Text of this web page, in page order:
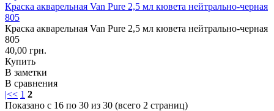
Краска акварельная Van Pure 2,5 мл кювета нейтрально-черная
805
Краска акварельная Van Pure 2,5 мл кювета нейтрально-черная
805
40,00 грн.
Купить
В заметки
В сравнения
|<< 1 2
Показано с 16 по 30 из 30 (всего 2 страниц)